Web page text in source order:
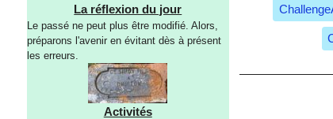
La réflexion du jour
Le passé ne peut plus être modifié. Alors,
préparons l'avenir en évitant dès à présent
les erreurs.
Activités